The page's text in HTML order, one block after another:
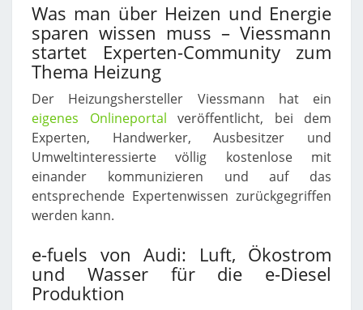
Was man über Heizen und Energie
sparen wissen muss – Viessmann
startet Experten-Community zum
Thema Heizung
Der Heizungshersteller Viessmann hat ein
eigenes Onlineportal veröffentlicht, bei dem
Experten, Handwerker, Ausbesitzer und
Umweltinteressierte völlig kostenlose mit
einander kommunizieren und auf das
entsprechende Expertenwissen zurückgegriffen
werden kann.
e-fuels von Audi: Luft, Ökostrom
und Wasser für die e-Diesel
Produktion